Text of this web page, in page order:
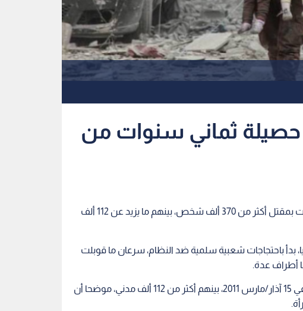
قتيل حصيلة ثماني سنوات من
تسببت الحرب السورية منذ اندلاعها قبل ثماني سنوات بمقتل أكثر من 370 ألف شخص، بينهم ما يزيد عن 112 ألف
منتصف آذار/مارس 2011 نزاعا داميا، بدأ باحتجاجات شعبية سلمية ضد النظام، سرعان ما قوبلت
أطراف عدة.
ووثق المرصد مقتل 371222 شخصا منذ اندلاع النزاع في 15 آذار/مارس 2011، بينهم أكثر من 112 ألف مدني، موضحا أن